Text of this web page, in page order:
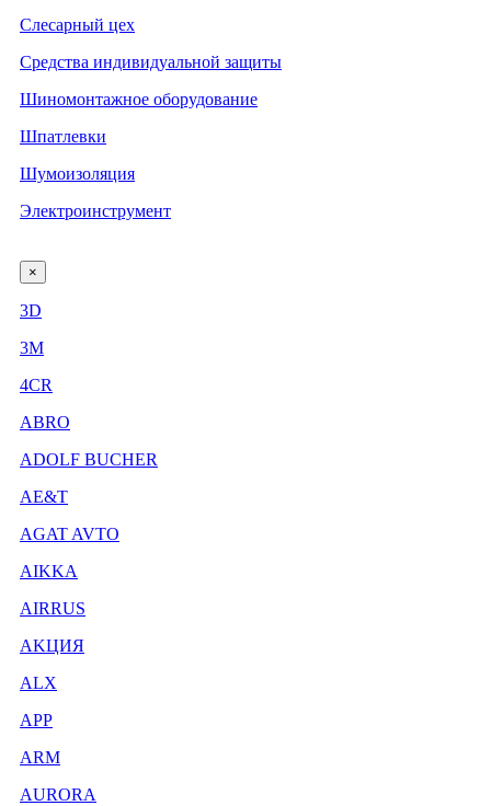
Слесарный цех
Средства индивидуальной защиты
Шиномонтажное оборудование
Шпатлевки
Шумоизоляция
Электроинструмент
×
3D
3М
4CR
ABRO
ADOLF BUCHER
AE&T
AGAT AVTO
AIKKA
AIRRUS
AKЦИЯ
ALX
APP
ARM
AURORA